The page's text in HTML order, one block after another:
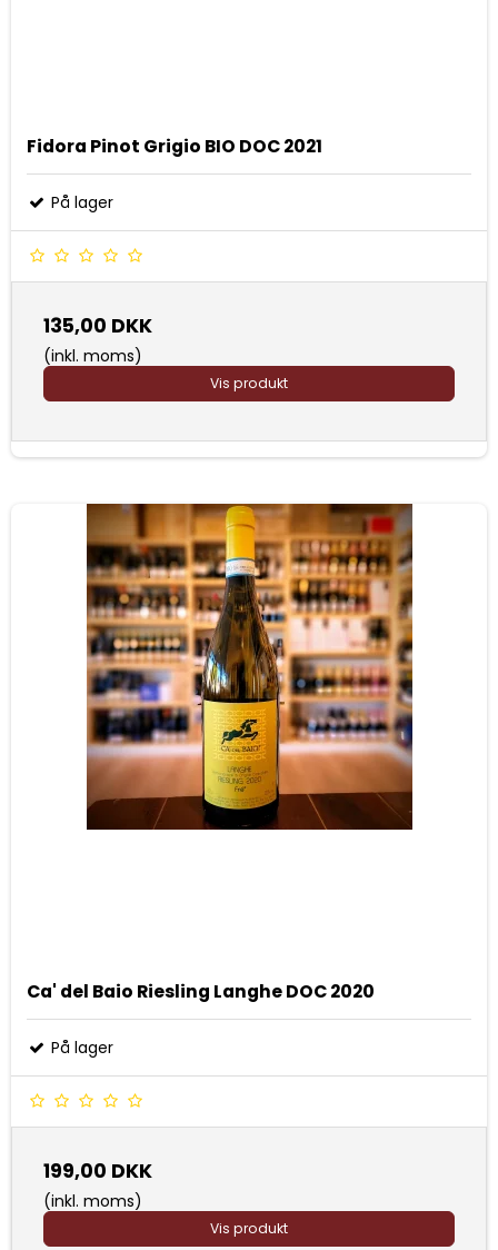
Fidora Pinot Grigio BIO DOC 2021
På lager
135,00 DKK
(inkl. moms)
Vis produkt
Ca' del Baio Riesling Langhe DOC 2020
På lager
199,00 DKK
(inkl. moms)
Vis produkt